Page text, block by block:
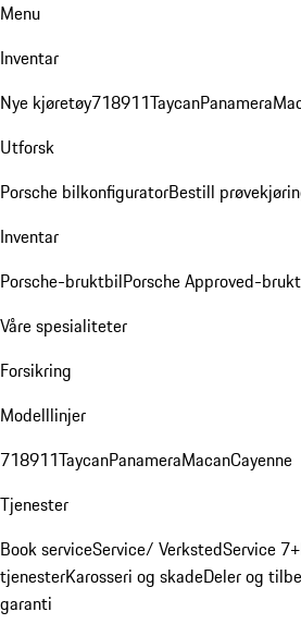
Menu
Inventar
Nye kjøretøy718911TaycanPanamera
Utforsk
Porsche bilkonfiguratorBestill
Inventar
Porsche-bruktbilPorsche Approved-
Våre spesialiteter
Forsikring
Modelllinjer
718911TaycanPanameraMacanCayenne
Tjenester
Book serviceService/ VerkstedService 7+
tjenesterKarosseri og skadeDeler og
garanti